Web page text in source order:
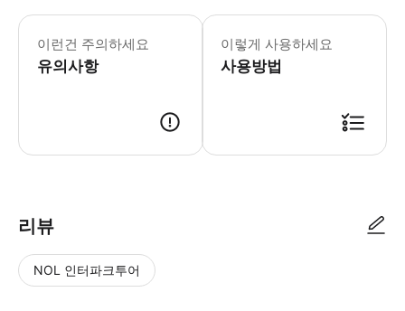
이런건 주의하세요
유의사항
이렇게 사용하세요
사용방법
리뷰
NOL 인터파크투어